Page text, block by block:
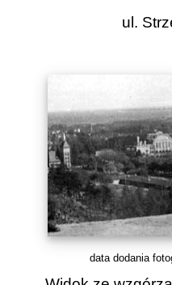
ul.
data dodania